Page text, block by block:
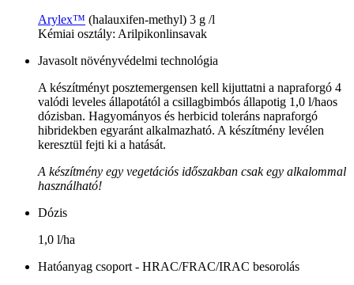
Arylex™ (halauxifen-methyl) 3 g /l
Kémiai osztály: Arilpikonlinsavak
Javasolt növényvédelmi technológia
A készítményt posztemergensen kell kijuttatni a napraforgó 4
valódi leveles állapotától a csillagbimbós állapotig 1,0 l/haos
dózisban. Hagyományos és herbicid toleráns napraforgó
hibridekben egyaránt alkalmazható. A készítmény levélen
keresztül fejti ki a hatását.
A készítmény egy vegetációs időszakban csak egy alkalommal
használható!
Dózis
1,0 l/ha
Hatóanyag csoport - HRAC/FRAC/IRAC besorolás